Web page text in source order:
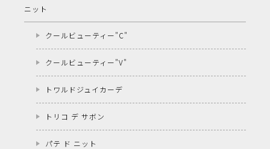
ニット
クールビューティー"C"
クールビューティー"V"
トワルドジュイカーデ
トリコ デ サボン
パテ ド ニット